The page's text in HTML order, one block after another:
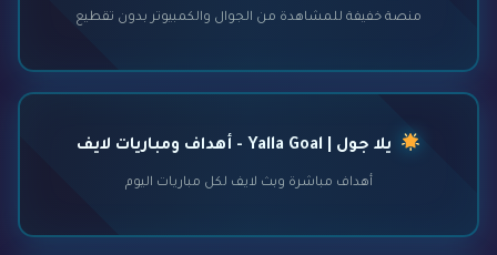
منصة خفيفة للمشاهدة من الجوال والكمبيوتر بدون تقطيع
يلا جول | Yalla Goal - أهداف ومباريات لايف
أهداف مباشرة وبث لايف لكل مباريات اليوم